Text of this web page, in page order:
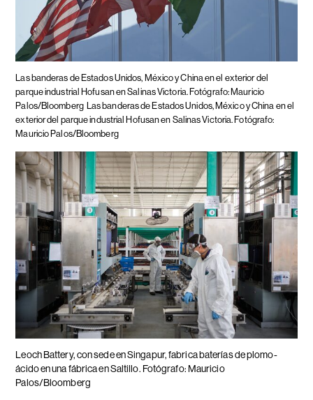
Las banderas de Estados Unidos, México y China en el exterior del
parque industrial Hofusan en Salinas Victoria. Fotógrafo: Mauricio
Palos/Bloomberg Las banderas de Estados Unidos, México y China en el
exterior del parque industrial Hofusan en Salinas Victoria. Fotógrafo:
Mauricio Palos/Bloomberg
Leoch Battery, con sede en Singapur, fabrica baterías de plomo-
ácido en una fábrica en Saltillo. Fotógrafo: Mauricio
Palos/Bloomberg